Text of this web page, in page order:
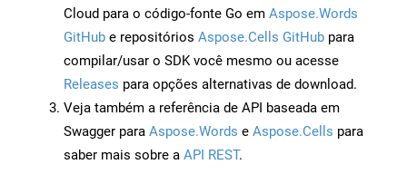
Cloud para o código-fonte Go em Aspose.Words
GitHub e repositórios Aspose.Cells GitHub para
compilar/usar o SDK você mesmo ou acesse
Releases para opções alternativas de download.
Veja também a referência de API baseada em
Swagger para Aspose.Words e Aspose.Cells para
saber mais sobre a API REST.